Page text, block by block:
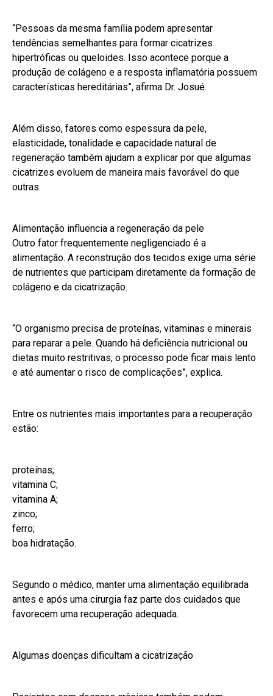
“Pessoas da mesma família podem apresentar
tendências semelhantes para formar cicatrizes
hipertróficas ou queloides. Isso acontece porque a
produção de colágeno e a resposta inflamatória possuem
características hereditárias”, afirma Dr. Josué.
Além disso, fatores como espessura da pele,
elasticidade, tonalidade e capacidade natural de
regeneração também ajudam a explicar por que algumas
cicatrizes evoluem de maneira mais favorável do que
outras.
Alimentação influencia a regeneração da pele
Outro fator frequentemente negligenciado é a
alimentação. A reconstrução dos tecidos exige uma série
de nutrientes que participam diretamente da formação de
colágeno e da cicatrização.
“O organismo precisa de proteínas, vitaminas e minerais
para reparar a pele. Quando há deficiência nutricional ou
dietas muito restritivas, o processo pode ficar mais lento
e até aumentar o risco de complicações”, explica.
Entre os nutrientes mais importantes para a recuperação
estão:
proteínas;
vitamina C;
vitamina A;
zinco;
ferro;
boa hidratação.
Segundo o médico, manter uma alimentação equilibrada
antes e após uma cirurgia faz parte dos cuidados que
favorecem uma recuperação adequada.
Algumas doenças dificultam a cicatrização